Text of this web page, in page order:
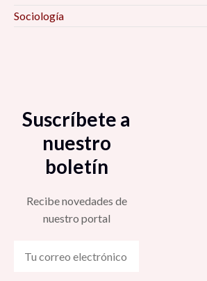
Sociología
Suscríbete a
nuestro
boletín
Recibe novedades de
nuestro portal